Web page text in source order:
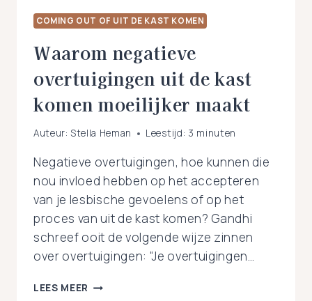
COMING OUT OF UIT DE KAST KOMEN
Waarom negatieve
overtuigingen uit de kast
komen moeilijker maakt
Auteur: Stella Heman Leestijd: 3 minuten
Negatieve overtuigingen, hoe kunnen die
nou invloed hebben op het accepteren
van je lesbische gevoelens of op het
proces van uit de kast komen? Gandhi
schreef ooit de volgende wijze zinnen
over overtuigingen: “Je overtuigingen…
LEES MEER WAAROM